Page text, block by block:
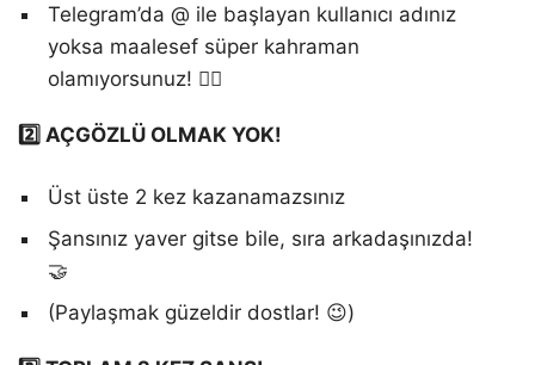
Telegram’da @ ile başlayan kullanıcı adınız
yoksa maalesef süper kahraman
olamıyorsunuz! 🦸‍♂️
2️⃣ AÇGÖZLÜ OLMAK YOK!
Üst üste 2 kez kazanamazsınız
Şansınız yaver gitse bile, sıra arkadaşınızda!
🤝
(Paylaşmak güzeldir dostlar! 😉)